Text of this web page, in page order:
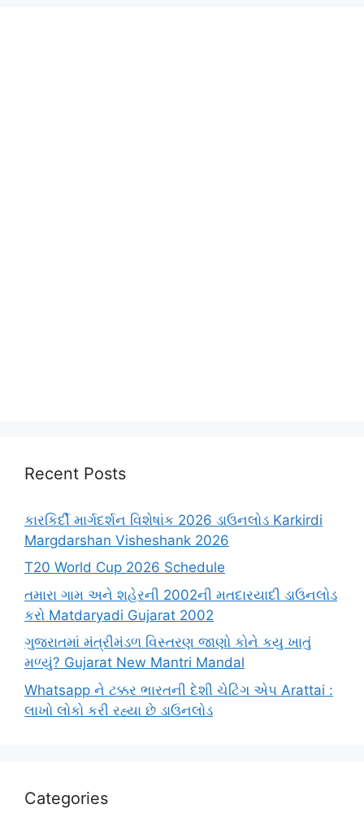
Recent Posts
કારકિર્દી માર્ગદર્શન વિશેષાંક 2026 ડાઉનલોડ Karkirdi
Margdarshan Visheshank 2026
T20 World Cup 2026 Schedule
તમારા ગામ અને શહેરની 2002ની મતદારયાદી ડાઉનલોડ
કરો Matdaryadi Gujarat 2002
ગુજરાતમાં મંત્રીમંડળ વિસ્તરણ જાણો કોને કયુ ખાતું
મળ્યું? Gujarat New Mantri Mandal
Whatsapp ને ટક્કર ભારતની દેશી ચેટિંગ એપ Arattai :
લાખો લોકો કરી રહ્યા છે ડાઉનલોડ
Categories